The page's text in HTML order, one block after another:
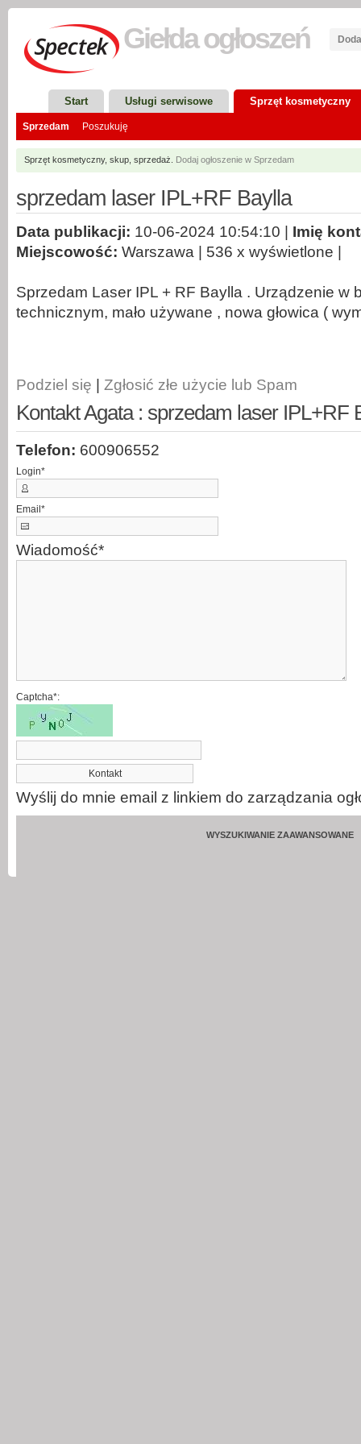
Giełdaogłoszeń
Start Usługi serwisowe Sprzęt kosmetyczny
Sprzedam Poszukuję
Sprzęt kosmetyczny, skup, sprzedaż. Dodaj ogłoszenie w Sprzedam
sprzedam laser IPL+RF Baylla
Data publikacji: 10-06-2024 10:54:10 | Imię
Miejscowość: Warszawa | 536 x wyświetlone |
Sprzedam Laser IPL + RF Baylla . Urządzenie w
technicznym, mało używane , nowa głowica (
Podziel się Zgłosić złe użycie lub Spam
Kontakt Agata : sprzedam laser IPL+RF
Telefon: 600906552
Login*
Email *
Wiadomość*
Captcha*:
Wyślij do mnie email z linkiem do zarządzania
WYSZUKIWANIE ZAAWANSOWANE